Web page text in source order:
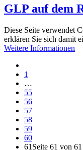
GLP auf dem
Diese Seite verwendet
erklären Sie sich damit
Weitere Informationen
1
…
55
56
57
58
59
60
61 Seite 61 von 61